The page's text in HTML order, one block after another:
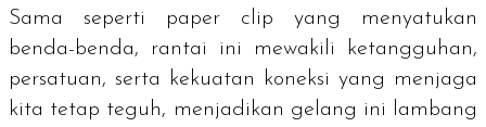
Sama seperti paper clip yang menyatukan
benda-benda, rantai ini mewakili ketangguhan,
persatuan, serta kekuatan koneksi yang menjaga
kita tetap teguh, menjadikan gelang ini lambang